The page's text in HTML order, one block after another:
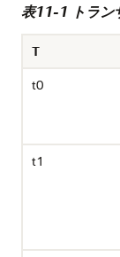
表11-1 トラン
T
t0
t1